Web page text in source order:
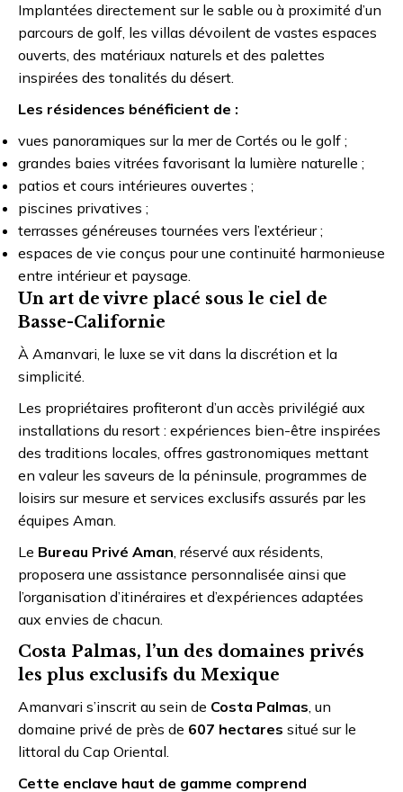
Implantées directement sur le sable ou à proximité d’un
parcours de golf, les villas dévoilent de vastes espaces
ouverts, des matériaux naturels et des palettes
inspirées des tonalités du désert.
Les résidences bénéficient de :
vues panoramiques sur la mer de Cortés ou le golf ;
grandes baies vitrées favorisant la lumière naturelle ;
patios et cours intérieures ouvertes ;
piscines privatives ;
terrasses généreuses tournées vers l’extérieur ;
espaces de vie conçus pour une continuité harmonieuse
entre intérieur et paysage.
Un art de vivre placé sous le ciel de
Basse-Californie
À Amanvari, le luxe se vit dans la discrétion et la
simplicité.
Les propriétaires profiteront d’un accès privilégié aux
installations du resort : expériences bien-être inspirées
des traditions locales, offres gastronomiques mettant
en valeur les saveurs de la péninsule, programmes de
loisirs sur mesure et services exclusifs assurés par les
équipes Aman.
Le Bureau Privé Aman, réservé aux résidents,
proposera une assistance personnalisée ainsi que
l’organisation d’itinéraires et d’expériences adaptées
aux envies de chacun.
Costa Palmas, l’un des domaines privés
les plus exclusifs du Mexique
Amanvari s’inscrit au sein de Costa Palmas, un
domaine privé de près de 607 hectares situé sur le
littoral du Cap Oriental.
Cette enclave haut de gamme comprend